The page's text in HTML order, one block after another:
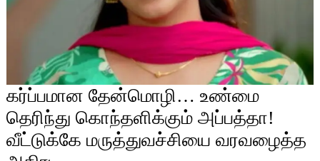
கர்ப்பமான தேன்மொழி… உண்மை
தெரிந்து கொந்தளிக்கும் அப்பத்தா!
வீட்டுக்கே மருத்துவச்சியை வரவழைத்த